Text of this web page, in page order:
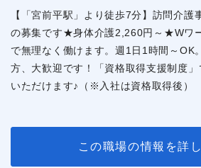
【「宮前平駅」より徒歩7分】訪問介護
の募集です★身体介護2,260円～★Wワ
で無理なく働けます。週1日1時間～OK
方、大歓迎です！「資格取得支援制度
いただけます♪（※入社は資格取得後）
この職場の情報を詳